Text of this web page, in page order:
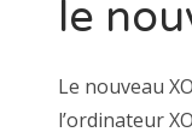
le
Le nouveau
l’ordinateur